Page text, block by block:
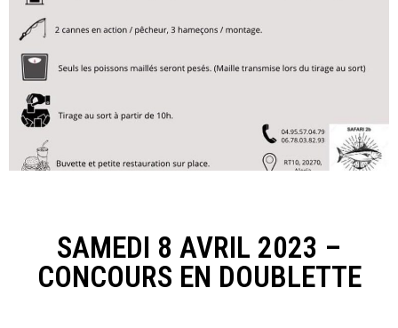
SAMEDI 8 AVRIL 2023 –
CONCOURS EN DOUBLETTE